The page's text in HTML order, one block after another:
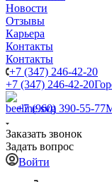
Новости
Отзывы
Карьера
Контакты
Контакты
+7 (347) 246-42-20
+7 (347) 246-42-20
+7 (960) 390-55-77
Заказать звонок
Задать вопрос
Войти